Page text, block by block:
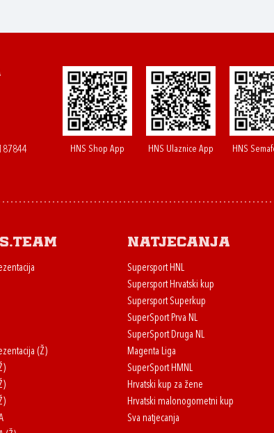
HNS Shop App HNS Ulaznice App HNS
(Ž)
Natjecanja
Supersport HNL
Supersport Hrvatski kup
Supersport Superkup
SuperSport Prva NL
SuperSport Druga NL
Magenta Liga
SuperSport HMNL
Hrvatski kup za žene
Hrvatski malonogometni kup
Sva natjecanja